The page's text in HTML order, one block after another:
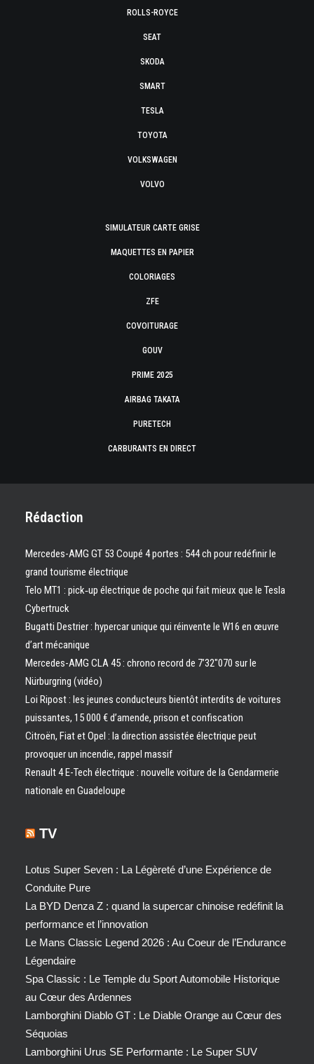
ROLLS-ROYCE
SEAT
SKODA
SMART
TESLA
TOYOTA
VOLKSWAGEN
VOLVO
SIMULATEUR CARTE GRISE
MAQUETTES EN PAPIER
COLORIAGES
ZFE
COVOITURAGE
GOUV
PRIME 2025
AIRBAG TAKATA
PURETECH
CARBURANTS EN DIRECT
Rédaction
Mercedes-AMG GT 53 Coupé 4 portes : 544 ch pour redéfinir le
grand tourisme électrique
Telo MT1 : pick‑up électrique de poche qui fait mieux que le Tesla
Cybertruck
Bugatti Destrier : hypercar unique qui réinvente le W16 en œuvre
d’art mécanique
Mercedes-AMG CLA 45 : chrono record de 7’32″070 sur le
Nürburgring (vidéo)
Loi Ripost : les jeunes conducteurs bientôt interdits de voitures
puissantes, 15 000 € d’amende, prison et confiscation
Citroën, Fiat et Opel : la direction assistée électrique peut
provoquer un incendie, rappel massif
Renault 4 E-Tech électrique : nouvelle voiture de la Gendarmerie
nationale en Guadeloupe
TV
Lotus Super Seven : La Légèreté d’une Expérience de
Conduite Pure
La BYD Denza Z : quand la supercar chinoise redéfinit la
performance et l’innovation
Le Mans Classic Legend 2026 : Au Coeur de l’Endurance
Légendaire
Spa Classic : Le Temple du Sport Automobile Historique
au Cœur des Ardennes
Lamborghini Diablo GT : Le Diable Orange au Cœur des
Séquoias
Lamborghini Urus SE Performante : Le Super SUV